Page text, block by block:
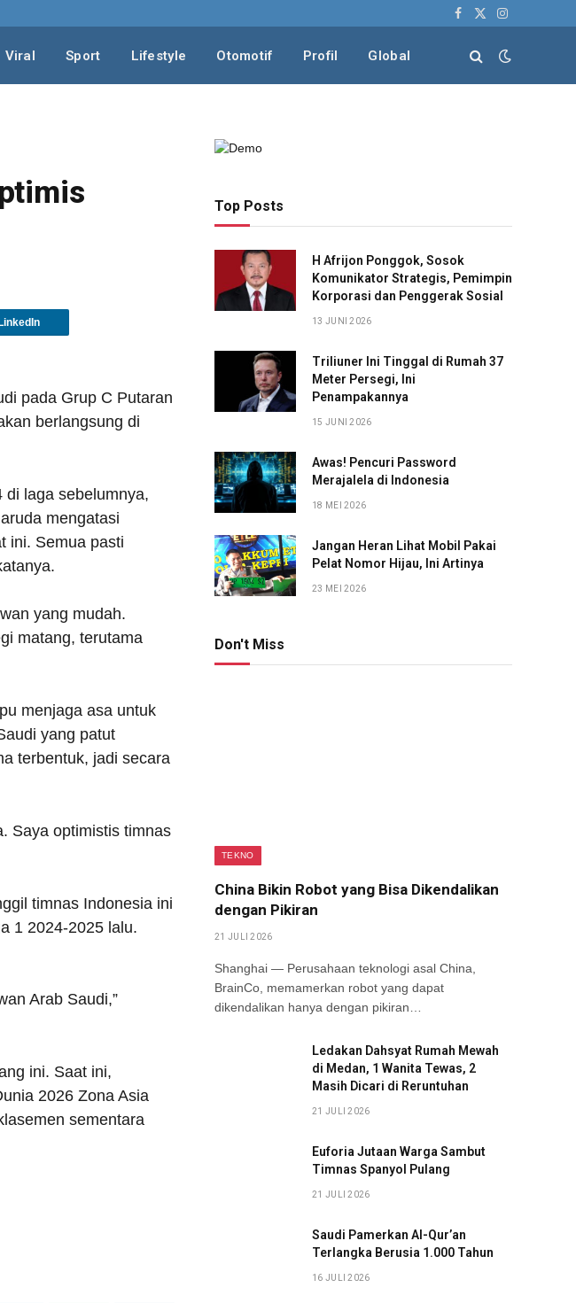
Facebook
X
Instagram
Viral Sport Lifestyle Otomotif Profil Global
LinkedIn
pada Grup C Putaran
berlangsung di
di laga sebelumnya,
mengatasi
ini. Semua pasti
yang mudah.
matang, terutama
menjaga asa untuk
yang patut
terbentuk, jadi secara
Saya optimistis timnas
timnas Indonesia ini
1 2024-2025 lalu.
Arab Saudi,”
ini. Saat ini,
2026 Zona Asia
sementara
Top Posts
H Afrijon Ponggok, Sosok
Komunikator Strategis, Pemimpin
Korporasi dan Penggerak Sosial
13 JUNI 2026
Triliuner Ini Tinggal di Rumah 37
Meter Persegi, Ini
Penampakannya
15 JUNI 2026
Awas! Pencuri Password
Merajalela di Indonesia
18 MEI 2026
Jangan Heran Lihat Mobil Pakai
Pelat Nomor Hijau, Ini Artinya
23 MEI 2026
Don't Miss
TEKNO
China Bikin Robot yang Bisa Dikendalikan
dengan Pikiran
21 JULI 2026
Shanghai — Perusahaan teknologi asal China,
BrainCo, memamerkan robot yang dapat
dikendalikan hanya dengan pikiran…
Ledakan Dahsyat Rumah Mewah
di Medan, 1 Wanita Tewas, 2
Masih Dicari di Reruntuhan
21 JULI 2026
Euforia Jutaan Warga Sambut
Timnas Spanyol Pulang
21 JULI 2026
Saudi Pamerkan Al-Qur’an
Terlangka Berusia 1.000 Tahun
16 JULI 2026